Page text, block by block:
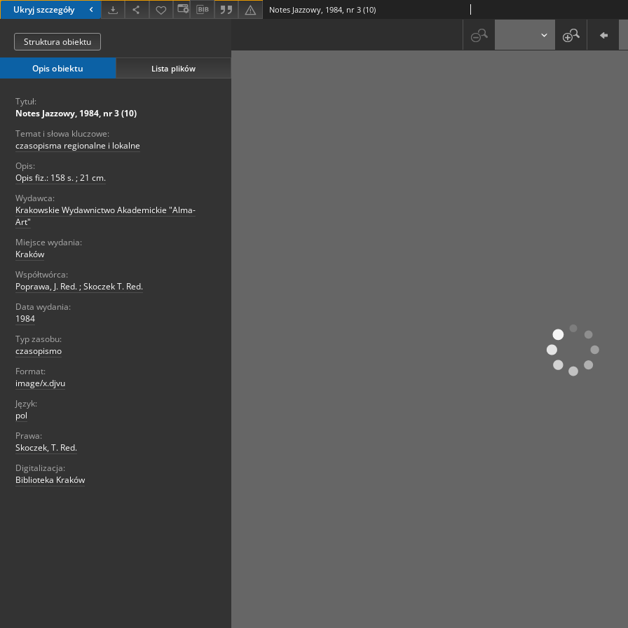
Ukryj szczegóły Notes Jazzowy, 1984, nr 3 (10)
Struktura obiektu
Opis obiektu Lista plików
Tytuł:
Notes Jazzowy, 1984, nr 3 (10)
Temat i słowa kluczowe:
czasopisma regionalne i lokalne
Opis:
Opis fiz.: 158 s. ; 21 cm.
Wydawca:
Krakowskie Wydawnictwo Akademickie "Alma-
Art"
Miejsce wydania:
Kraków
Współtwórca:
Poprawa, J. Red. ; Skoczek T. Red.
Data wydania:
1984
Typ zasobu:
czasopismo
Format:
image/x.djvu
Język:
pol
Prawa:
Skoczek, T. Red.
Digitalizacja:
Biblioteka Kraków